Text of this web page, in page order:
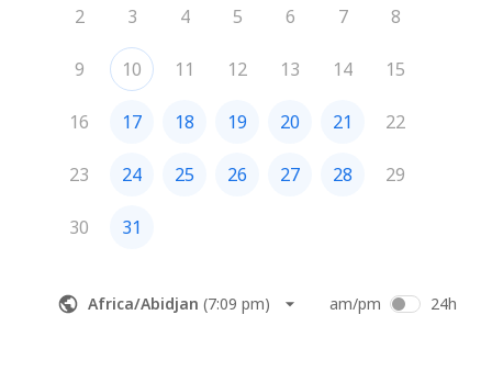
2 3 4 5 6 7 8
9 10 11 12 13 14 15
16 17 18 19 20 21 22
23 24 25 26 27 28 29
30 31
Africa/Abidjan (7:09 pm) am/pm 24h